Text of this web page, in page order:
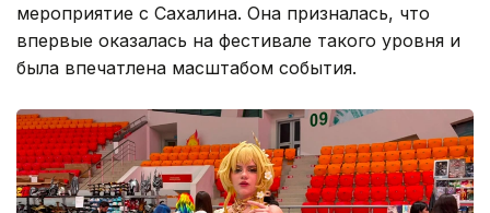
мероприятие с Сахалина. Она призналась, что
впервые оказалась на фестивале такого уровня и
была впечатлена масштабом события.